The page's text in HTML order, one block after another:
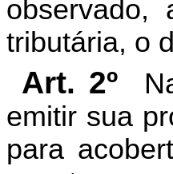
observado,
tributária, o
Art. 2º
emitir sua
para